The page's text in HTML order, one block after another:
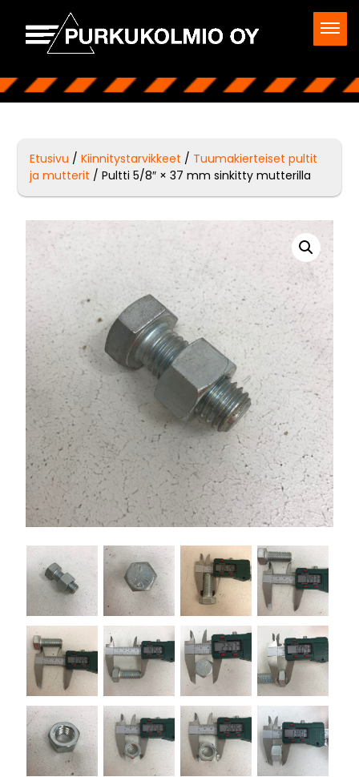
Etusivu /Kiinnitystarvikkeet / Tuumakierteiset pultit
ja mutterit / Pultti 5/8″ × 37 mm sinkitty mutterilla